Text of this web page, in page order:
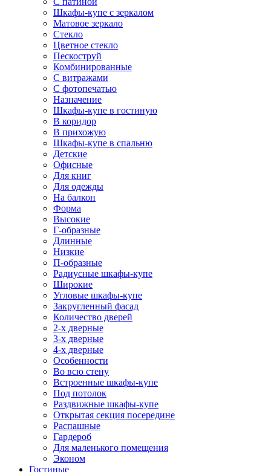
Шкафы-купе с зеркалом
Матовое зеркало
Стекло
Цветное стекло
Пескоструй
Комбинированные
С витражами
С фотопечатью
Назначение
Шкафы-купе в гостиную
В коридор
В прихожую
Шкафы-купе в спальню
Детские
Офисные
Для книг
Для одежды
На балкон
Форма
Высокие
Г-образные
Длинные
Низкие
П-образные
Радиусные шкафы-купе
Широкие
Угловые шкафы-купе
Закругленный фасад
Количество дверей
2-х дверные
3-х дверные
4-х дверные
Особенности
Во всю стену
Встроенные шкафы-купе
Под потолок
Раздвижные шкафы-купе
Открытая секция посередине
Распашные
Гардероб
Для маленького помещения
Эконом
Гостиные